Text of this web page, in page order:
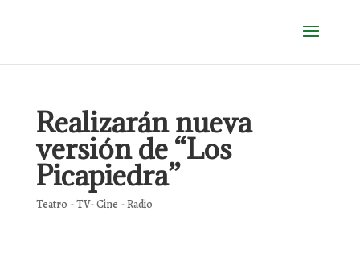
Realizarán nueva
versión de “Los
Picapiedra”
Teatro - TV- Cine - Radio